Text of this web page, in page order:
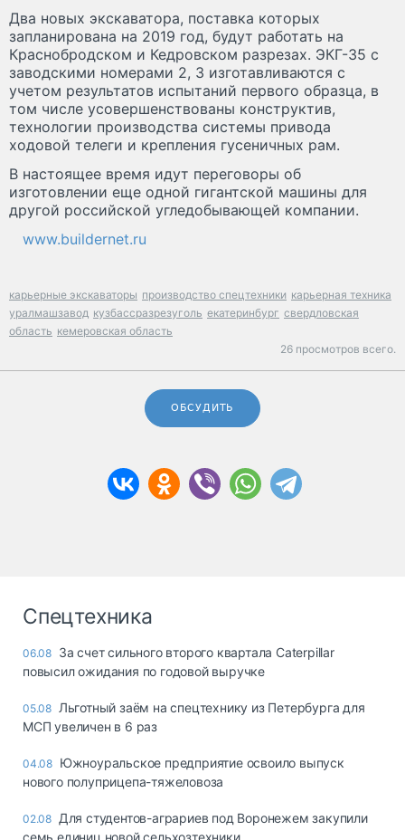
Два новых экскаватора, поставка которых
запланирована на 2019 год, будут работать на
Краснобродском и Кедровском разрезах. ЭКГ-35 с
заводскими номерами 2, 3 изготавливаются с
учетом результатов испытаний первого образца, в
том числе усовершенствованы конструктив,
технологии производства системы привода
ходовой телеги и крепления гусеничных рам.
В настоящее время идут переговоры об
изготовлении еще одной гигантской машины для
другой российской угледобывающей компании.
www.buildernet.ru
карьерные экскаваторы производство спецтехники карьерная техника
уралмашзавод кузбассразрезуголь екатеринбург свердловская
область кемеровская область
26 просмотров всего.
ОБСУДИТЬ
Спецтехника
06.08 За счет сильного второго квартала Caterpillar
повысил ожидания по годовой выручке
05.08 Льготный заём на спецтехнику из Петербурга для
МСП увеличен в 6 раз
04.08 Южноуральское предприятие освоило выпуск
нового полуприцепа-тяжеловоза
02.08 Для студентов-аграриев под Воронежем закупили
семь единиц новой сельхозтехники